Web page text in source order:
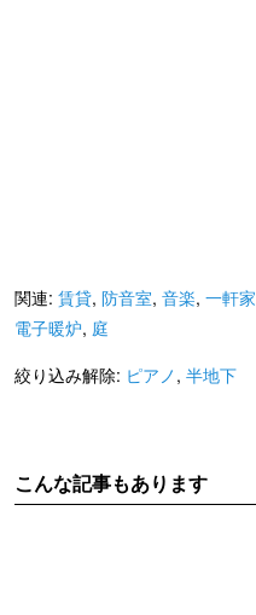
関連: 賃貸, 防音室, 音楽, 一軒家
電子暖炉, 庭
絞り込み解除: ピアノ , 半地下
こんな記事もあります